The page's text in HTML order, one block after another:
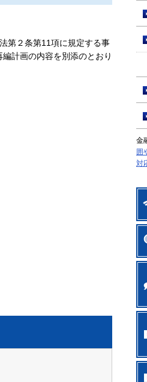
第２条第11項に規定する事
計画の内容を別添のとおり
金
囲
対